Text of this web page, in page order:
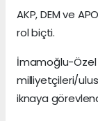
AKP, DEM ve
rol biçti.
İmamoğlu-Özel
milliyetçileri/
iknaya